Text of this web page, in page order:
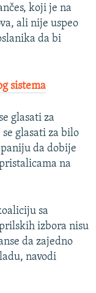
koji je na
ali nije uspeo
da bi
sistema
glasati za
glasati za bilo
da dobije
na
sa
izbora nisu
da zajedno
navodi